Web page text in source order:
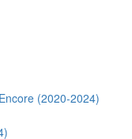
Encore (2020-2024)